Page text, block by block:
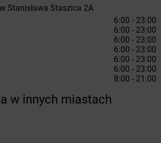
Stanisława Staszica 2A
6:00 - 23:00
6:00 - 23:00
6:00 - 23:00
6:00 - 23:00
6:00 - 23:00
6:00 - 23:00
8:00 - 21:00
w innych miastach